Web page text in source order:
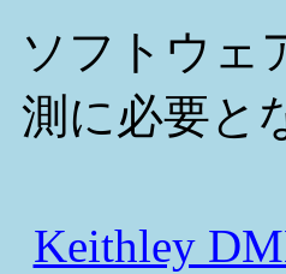
ソフトウェ
測に必要と
Keithley